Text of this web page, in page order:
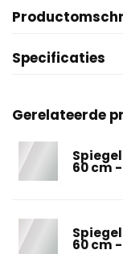
Specificaties
Gerelateerde
60 cm
60 cm